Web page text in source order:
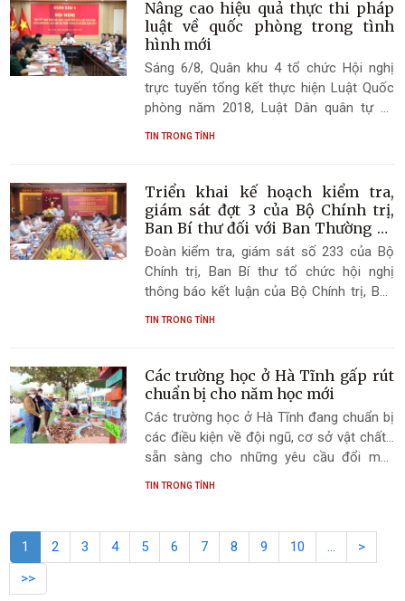
Nâng cao hiệu quả thực thi pháp
luật về quốc phòng trong tình
hình mới
Sáng 6/8, Quân khu 4 tổ chức Hội nghị
trực tuyến tổng kết thực hiện Luật Quốc
phòng năm 2018, Luật Dân quân tự vệ
năm 2019 và Luật Giáo dục quốc phòng
phương.
TIN TRONG TỈNH
Triển khai kế hoạch kiểm tra,
giám sát đợt 3 của Bộ Chính trị,
Ban Bí thư đối với Ban Thường vụ
Tỉnh ủy Hà Tĩnh
Đoàn kiểm tra, giám sát số 233 của Bộ
Chính trị, Ban Bí thư tổ chức hội nghị
thông báo kết luận của Bộ Chính trị, Ban
Bí thư về kết quả giám sát đợt 2; công bố
Tĩnh.
TIN TRONG TỈNH
Các trường học ở Hà Tĩnh gấp rút
chuẩn bị cho năm học mới
Các trường học ở Hà Tĩnh đang chuẩn bị
các điều kiện về đội ngũ, cơ sở vật chất…
sẵn sàng cho những yêu cầu đổi mới,
nâng cao chất lượng giáo dục trước thềm
TIN TRONG TỈNH
1 2 3 4 5 6 7 8 9 10
>
>>